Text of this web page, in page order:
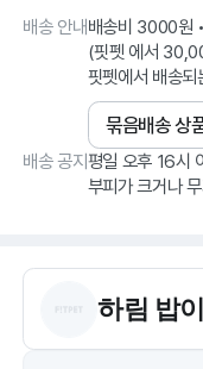
배송 안내배송비 3000원
(핏펫 에서
핏펫에서 배송되
묶음배송 상
배송 공지평일 오후 16시
부피가 크거나
하림 밥